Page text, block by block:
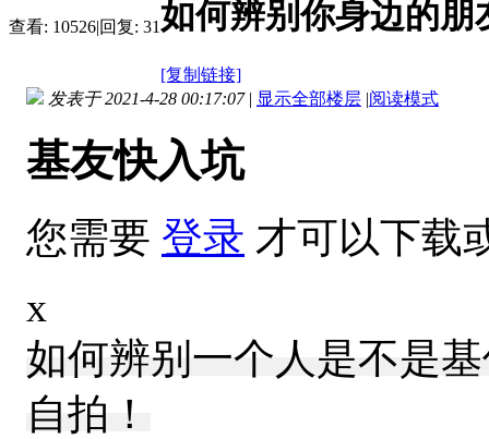
查看: 10526|回复: 31如何辨别你身边的朋
[复制链接]
发表于 2021-4-28 00:17:07 | 显示全部楼层 |阅读模式
基友快入坑
您需要 登录 才可以下载
x
如何辨别一个人是不是
自拍！